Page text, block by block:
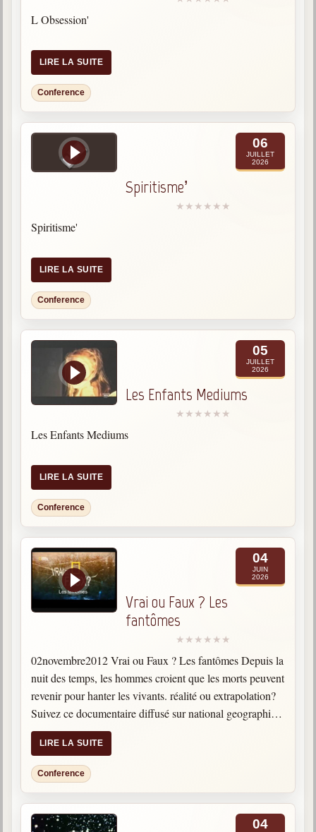
L Obsession'
LIRE LA SUITE
Conference
06
JUILLET
2026
Spiritisme’
Spiritisme'
LIRE LA SUITE
Conference
05
JUILLET
2026
Les Enfants Mediums
Les Enfants Mediums
LIRE LA SUITE
Conference
04
JUIN
2026
Vrai ou Faux ? Les
fantômes
02novembre2012 Vrai ou Faux ? Les fantômes Depuis la
nuit des temps, les hommes croient que les morts peuvent
revenir pour hanter les vivants. réalité ou extrapolation?
Suivez ce documentaire diffusé sur national geographic
channel filmant des investigations scientifiques visant à
prouver…
LIRE LA SUITE
Conference
04